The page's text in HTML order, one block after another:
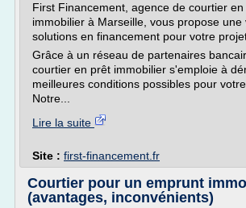
First Financement, agence de courtier
immobilier à Marseille, vous propose une
solutions en financement pour votre
Grâce à un réseau de partenaires
courtier en prêt immobilier s'emploie à
meilleures conditions possibles pour
Notre...
Lire la suite
Site : first-financement.fr
Courtier pour un emprunt
(avantages, inconvénients)